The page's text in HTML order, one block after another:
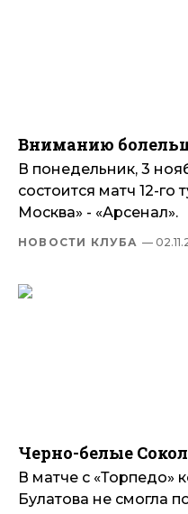
Вниманию
В понедельник, 3
состоится матч 12-
Москва» - «Арсенал».
НОВОСТИ КЛУБА —
Черно-белые
В матче с «Торпедо»
Булатова не смогла